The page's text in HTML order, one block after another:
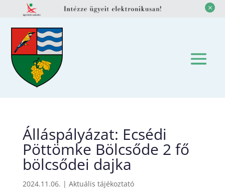
M
Álláspályázat: Ecsédi
Pöttömke Bölcsőde 2 fő
bölcsődei dajka
2024.11.06. | Aktuális tájékoztató